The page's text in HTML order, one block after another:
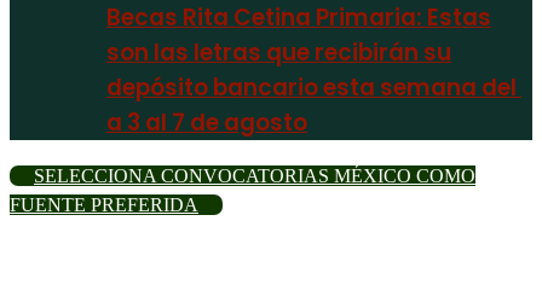
Becas Rita Cetina Primaria: Estas
son las letras que recibirán su
depósito bancario esta semana del
a 3 al 7 de agosto
SELECCIONA CONVOCATORIAS MÉXICO COMO
FUENTE PREFERIDA